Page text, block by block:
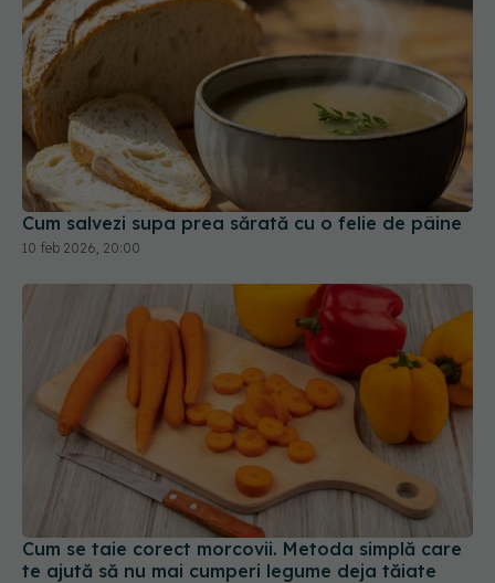
Cum salvezi supa prea sărată cu o felie de pâine
10 feb 2026, 20:00
Cum se taie corect morcovii. Metoda simplă care
te ajută să nu mai cumperi legume deja tăiate